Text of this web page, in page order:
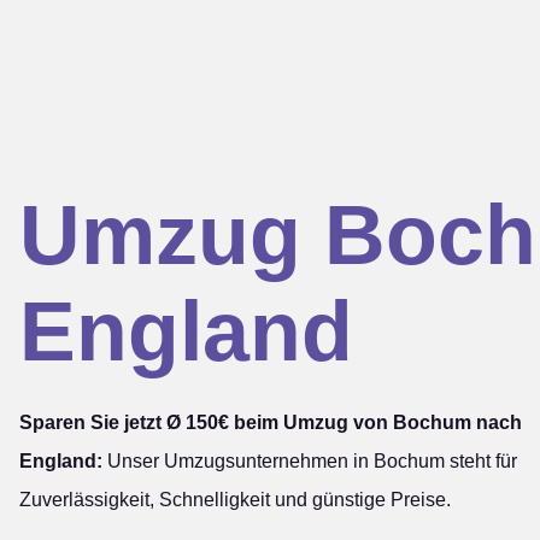
Umzug
England
Sparen Sie jetzt Ø 150€ beim Umzug von Bochum nach
England: Unser Umzugsunternehmen in Bochum steht für
Zuverlässigkeit, Schnelligkeit und günstige Preise.